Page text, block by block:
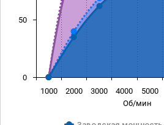
Об/мин
1000 2000 3000 4000 5000
0
50